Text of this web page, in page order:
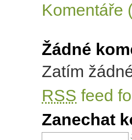
Komentáře
Žádné
Zatím
RSS feed
Zanechat